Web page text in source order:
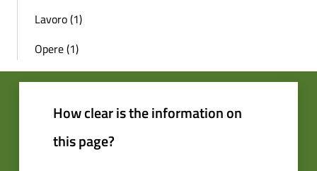
Lavoro (1)
Opere (1)
How clear is the information on
this page?